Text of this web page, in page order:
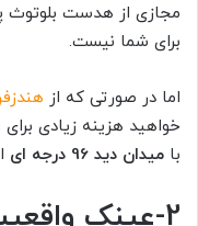
مجازی از هدست بلوتوث
برای شما نیست.
اما در صورتی که از
خواهید هزینه زیادی
با میدان دید 96 درجه ای
2-عینک